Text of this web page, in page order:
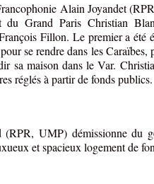
Alain Joyandet
du Grand Paris Christian
Fillon. Le premier a été
se rendre dans les Caraïbes,
sa maison dans le Var.
réglés à partir de fonds publics.
UMP) démissionne du
et spacieux logement de